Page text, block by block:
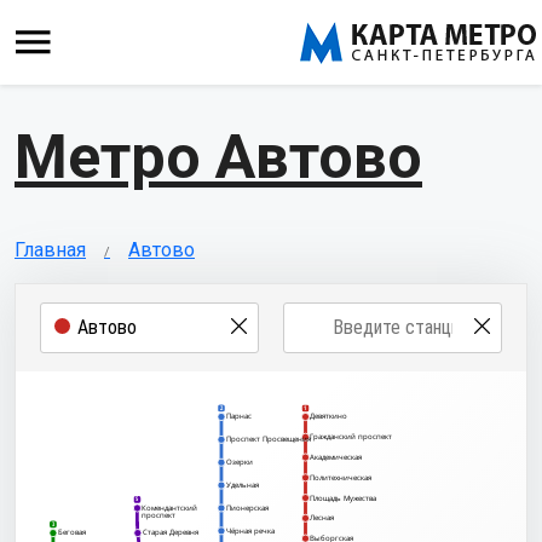
Метро Автово
Главная Автово
3
5
2 1
Старая Деревня
Комендантский
проспект
Чёрная речка
Пионерская
Удельная
Озерки
Проспект Просвещения
Парнас
Выборгская
Лесная
Площадь Мужества
Политехническая
Академическая
Гражданский проспект
Девяткино
Беговая